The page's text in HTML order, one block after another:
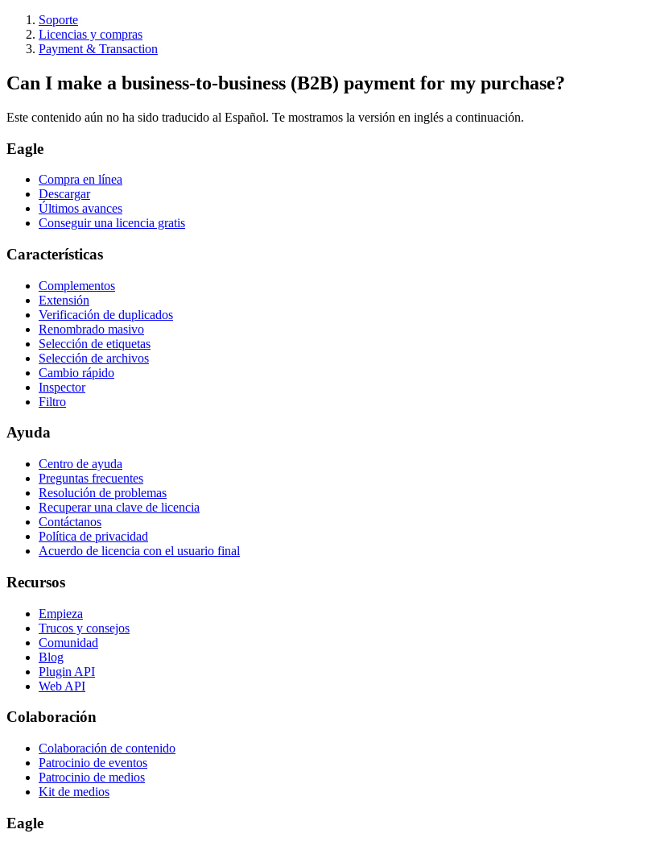
Soporte
Licencias y compras
Payment & Transaction
Can I make a business-to-business (B2B) payment for my purchase?
Este contenido aún no ha sido traducido al Español. Te mostramos la versión en inglés a continuación.
Eagle
Compra en línea
Descargar
Últimos avances
Conseguir una licencia gratis
Características
Complementos
Extensión
Verificación de duplicados
Renombrado masivo
Selección de etiquetas
Selección de archivos
Cambio rápido
Inspector
Filtro
Ayuda
Centro de ayuda
Preguntas frecuentes
Resolución de problemas
Recuperar una clave de licencia
Contáctanos
Política de privacidad
Acuerdo de licencia con el usuario final
Recursos
Empieza
Trucos y consejos
Comunidad
Blog
Plugin API
Web API
Colaboración
Colaboración de contenido
Patrocinio de eventos
Patrocinio de medios
Kit de medios
Eagle